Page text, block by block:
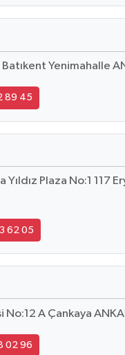
Yenimahalle
89 45
Plaza No:1 117
62 05
No:12 A Çankaya
02 96